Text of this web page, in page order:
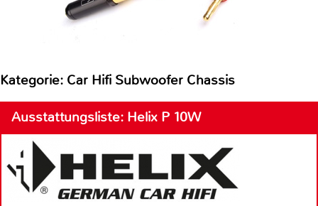
Kategorie: Car Hifi Subwoofer Chassis
Ausstattungsliste: Helix P 10W